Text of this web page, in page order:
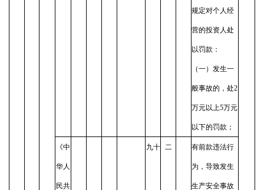
规定对个人经
营的投资人处
以罚款：
（一）发生一
般事故的，处2
万元以上5万元
以下的罚款；
《中
华人
民共
九十 二 有前款违法行
为，导致发生
生产安全事故